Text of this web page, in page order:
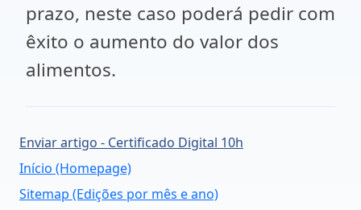
prazo, neste caso poderá pedir com
êxito o aumento do valor dos
alimentos.
Enviar artigo - Certificado Digital 10h
Início (Homepage)
Sitemap (Edições por mês e ano)